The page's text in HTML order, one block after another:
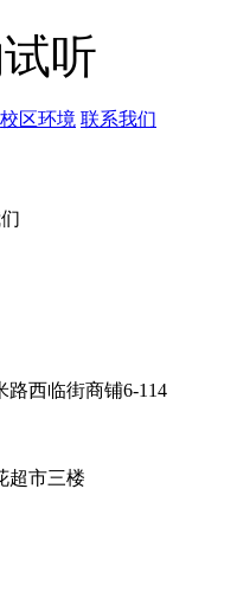
听
校区环境 联系我们
路西临街商铺6-114
超市三楼